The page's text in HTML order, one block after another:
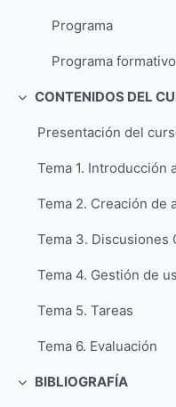
Programa
Programa formativo
Colapsar
CONTENIDOS DEL
Presentación del
Tema 2. Creación de
Tema 3. Discusiones
Tema 4. Gestión de
Tema 5. Tareas
Tema 6. Evaluación
Colapsar
BIBLIOGRAFÍA